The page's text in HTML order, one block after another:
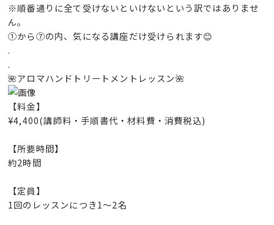
※順番通りに全て受けないといけないという訳ではありませ
ん。
①から⑦の内、気になる講座だけ受けられます😊
.
.
🌺アロマハンドトリートメントレッスン🌺
【料金】
¥4,400(講師料・手順書代・材料費・消費税込)
【所要時間】
約2時間
【定員】
1回のレッスンにつき1～2名